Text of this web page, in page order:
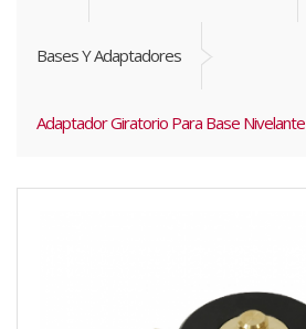
Bases Y Adaptadores
Adaptador Giratorio Para Base Nivelante